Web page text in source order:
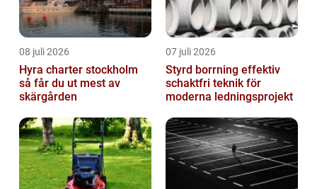
08 juli 2026
Hyra charter stockholm
så får du ut mest av
skärgården
07 juli 2026
Styrd borrning effektiv
schaktfri teknik för
moderna ledningsprojekt